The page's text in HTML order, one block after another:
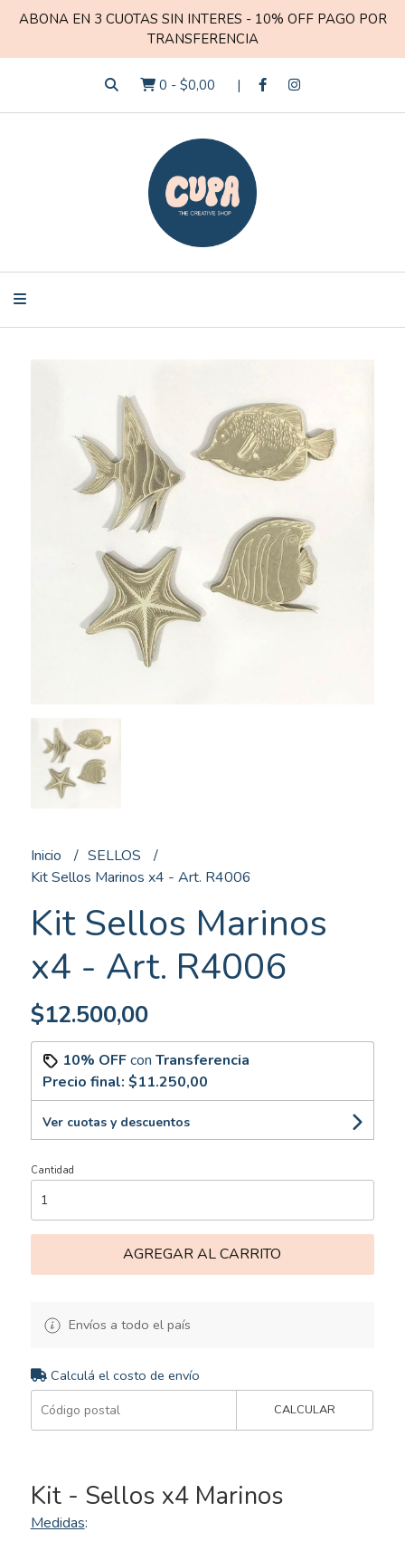
ABONA EN 3 CUOTAS SIN INTERES - 10% OFF PAGO POR
TRANSFERENCIA
0 - $0,00
Inicio
SELLOS
Kit Sellos Marinos x4 - Art. R4006
Kit Sellos Marinos
x4 - Art. R4006
$12.500,00
10% OFFcon Transferencia
Precio final: $11.250,00
Ver cuotas y descuentos
Cantidad
AGREGAR AL CARRITO
Envíos a todo el país
Calculá el costo de envío
CALCULAR
Kit - Sellos x4 Marinos
Medidas: